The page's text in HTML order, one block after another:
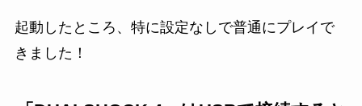
起動したところ、特に設定なしで普通にプレイで
きました！